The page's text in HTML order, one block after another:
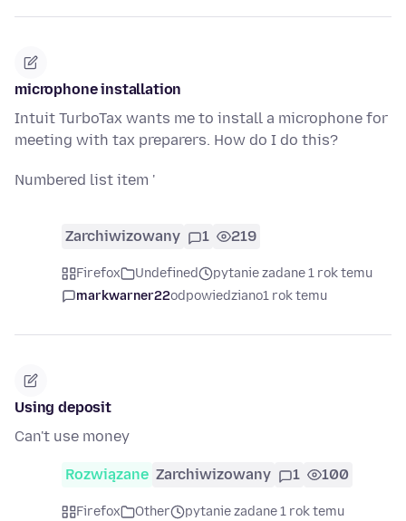
microphone installation
Intuit TurboTax wants me to install a microphone for
meeting with tax preparers. How do I do this?
Numbered list item '
Zarchiwizowany 1 219
Firefox Undefined
pytanie zadane 1 rok temu
markwarner22odpowiedziano1 rok temu
Using deposit
Can't use money
Rozwiązane Zarchiwizowany 1 100
Firefox Other
pytanie zadane 1 rok temu